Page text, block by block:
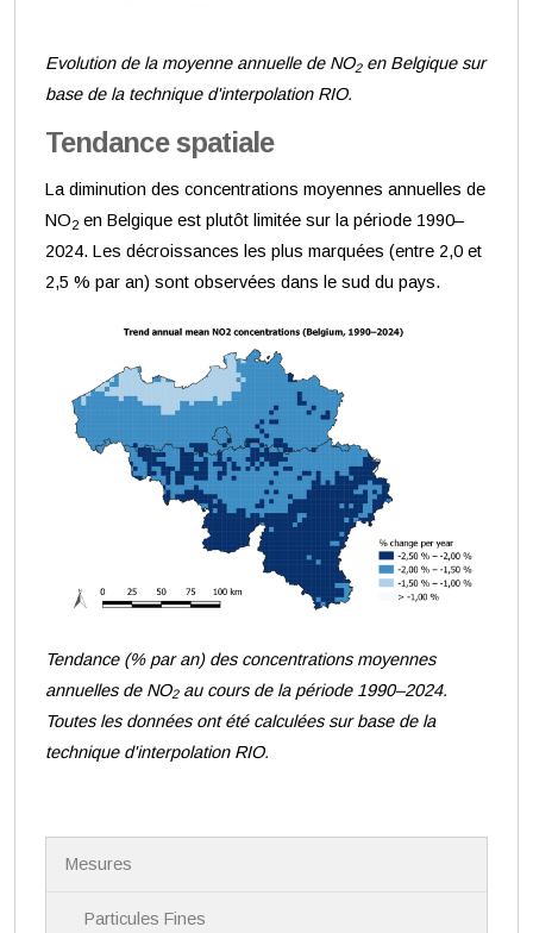
Evolution de la moyenne annuelle de NO2en Belgique sur
base de la technique d'interpolation RIO.
Tendance spatiale
La diminution des concentrations moyennes annuelles de
NO2 en Belgique est plutôt limitée sur la période 1990–
2024. Les décroissances les plus marquées (entre 2,0 et
2,5 % par an) sont observées dans le sud du pays.
Tendance (% par an) des concentrations moyennes
annuelles de NO2au cours de la période 1990–2024.
Toutes les données ont été calculées sur base de la
technique d'interpolation RIO.
Mesures
Particules Fines